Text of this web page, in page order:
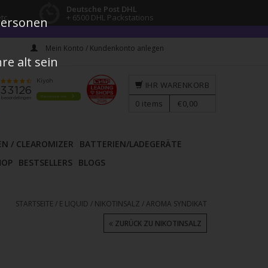
Deutsche Post DHL
+ 6500 DHL Packstations
Mein Konto / Kundenkonto anlegen
/ CLEAROMIZER
BATTERIEN/LADEGERÄTE
BESTSELLERS BLOGS
IHR WARENKORB
0 items €0,00
STARTSEITE / E LIQUID / NIKOTINSALZ /AROMA SYNDIKAT
ZURÜCK ZU NIKOTINSALZ
alt sein